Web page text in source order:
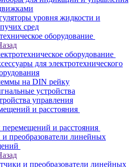
уровня жидкости и
сред
оборудование
оборудование
для электротехнического
на DIN рейку
устройства
управления
и расстояния
перемещений и расстояния
и преобразователи линейных
и преобразователи линейных